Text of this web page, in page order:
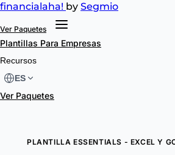
financialaha! by Segmio
Ver Paquetes
Plantillas Para Empresas
Recursos
ES
Ver Paquetes
PLANTILLA ESSENTIALS - EXCEL Y